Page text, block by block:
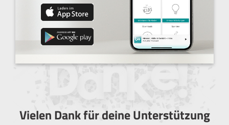
Vielen Dank für deine Unterstützung